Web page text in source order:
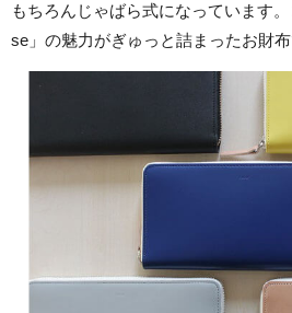
もちろんじゃばら式になっています
se」の魅力がぎゅっと詰まったお財布